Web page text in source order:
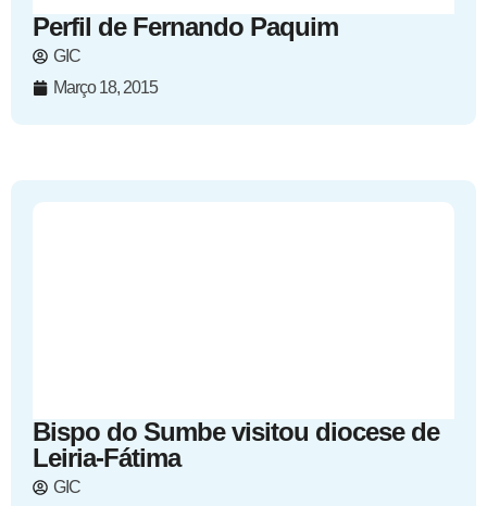
Perfil de Fernando Paquim
GIC
Março 18, 2015
Bispo do Sumbe visitou diocese de
Leiria-Fátima
GIC